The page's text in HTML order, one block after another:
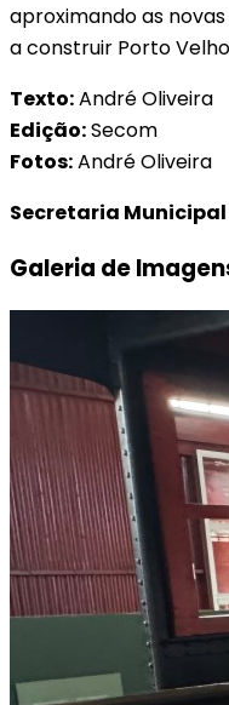
aproximando as
a construir Porto
Texto:André Oliveira
Edição:Secom
Fotos:André Oliveira
Secretaria
Galeria de